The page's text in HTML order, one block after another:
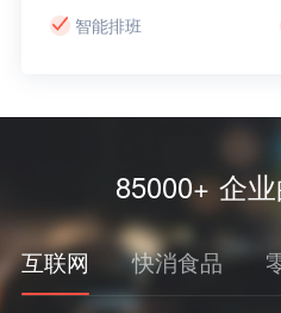
智能排班
85000+ 企
互联网 快消食品